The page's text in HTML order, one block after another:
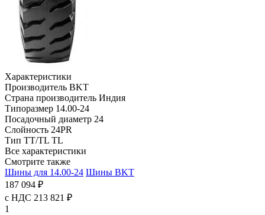
Характеристики
Производитель BKT
Страна производитель Индия
Типоразмер 14.00-24
Посадочный диаметр 24
Слойность 24PR
Тип TT/TL TL
Все характеристики
Смотрите также
Шины для 14.00-24 Шины BKT
187 094 ₽
с НДС 213 821 ₽
1